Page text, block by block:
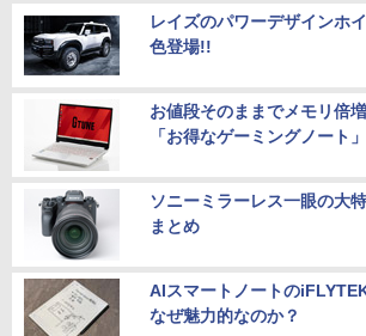
レイズのパワーデザインホ
色登場!!
お値段そのままでメモリ倍
「お得なゲーミングノート」
ソニーミラーレス一眼の大
まとめ
AIスマートノートの
なぜ魅力的なのか？